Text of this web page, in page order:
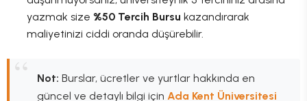
yazmak size %50 Tercih Bursu kazandırarak
maliyetinizi ciddi oranda düşürebilir.
Not: Burslar, ücretler ve yurtlar hakkında en
güncel ve detaylı bilgi için Ada Kent Üniversitesi